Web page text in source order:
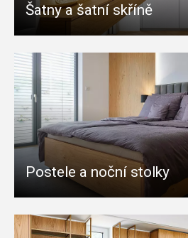
Šatny a šatní skříně
Postele a noční stolky